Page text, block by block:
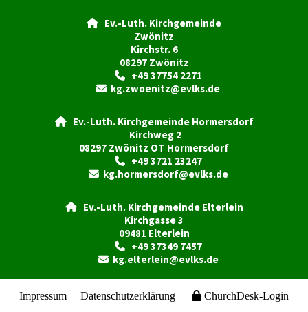

Ev.-Luth. Kirchgemeinde
Zwönitz
Kirchstr. 6
08297 Zwönitz
+49 37754 2271
 kg.zwoenitz@evlks.de
Ev.-Luth. Kirchgemeinde Hormersdorf
Kirchweg 2
08297 Zwönitz OT Hormersdorf
+49 3721 23247
 kg.hormersdorf@evlks.de
Ev.-Luth. Kirchgemeinde Elterlein
Kirchgasse 3
09481 Elterlein
+49 37349 7457
 kg.elterlein@evlks.de
Impressum Datenschutzerklärung ChurchDesk-Login